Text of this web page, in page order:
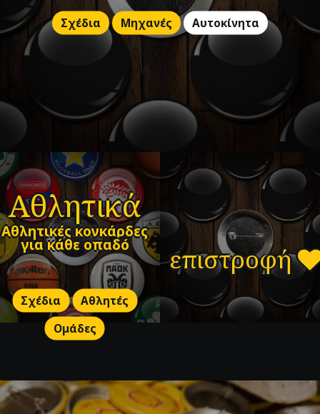
Σχέδια Μηχανές Αυτοκίνητα
Αθλητικά
Αθλητικές κονκάρδες
για κάθε οπαδό
Σχέδια
Αθλητές
Ομάδες
επιστροφή